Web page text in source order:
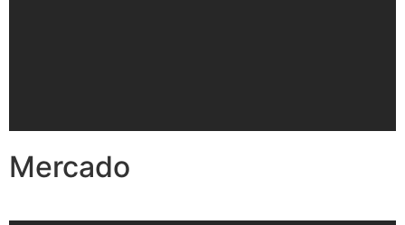
Mercado